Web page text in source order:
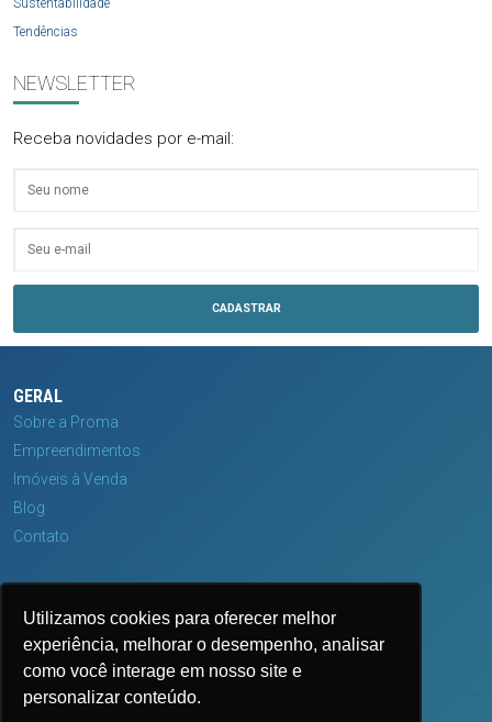
Utilizamos cookies para oferecer melhor
experiência, melhorar o desempenho, analisar
como você interage em nosso site e
personalizar conteúdo.
Tendências
NEWSLETTER
Receba novidades por e-mail:
GERAL
Sobre a Proma
Empreendimentos
Imóveis à Venda
Blog
Contato